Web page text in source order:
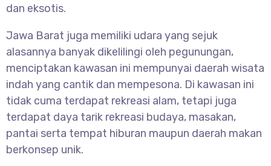
dan eksotis.
Jawa Barat juga memiliki udara yang sejuk
alasannya banyak dikelilingi oleh pegunungan,
menciptakan kawasan ini mempunyai daerah wisata
indah yang cantik dan mempesona. Di kawasan ini
tidak cuma terdapat rekreasi alam, tetapi juga
terdapat daya tarik rekreasi budaya, masakan,
pantai serta tempat hiburan maupun daerah makan
berkonsep unik.